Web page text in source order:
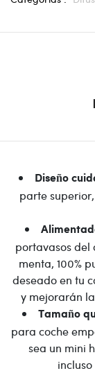
Diseño
parte
portavasos del
menta, 100%
deseado en tu
y mejorarán
Tamaño
para coche
sea un mini